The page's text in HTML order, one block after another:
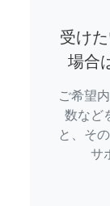
受け
場合
ご希望
数など
と、そ
サ